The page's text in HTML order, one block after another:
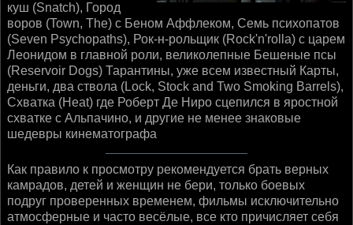
куш (Snatch), Город
воров (Town, The) с Беном Аффлеком, Семь психопатов
(Seven Psychopaths), Рок-н-рольщик (Rock'n'rolla) с царем
Леонидом в главной роли, великолепные Бешеные псы
(Reservoir Dogs) Тарантины, уже всем известный Карты,
деньги, два ствола (Lock, Stock and Two Smoking Barrels),
Схватка (Heat) где Роберт Де Ниро сцепился в яростной
схватке с Альпачино, и другие не менее знаковые
шедевры кинематографа
Как правило к просмотру рекомендуется брать верных
камрадов, детей и женщин не бери, только боевых
подруг проверенных временем, фильмы исключительно
атмосферные и часто весёлые, все кто причисляет себя